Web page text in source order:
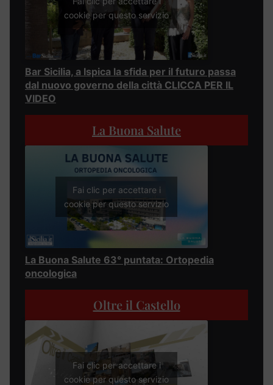
cookie per questo servizio
Bar Sicilia, a Ispica la sfida per il futuro passa
dal nuovo governo della città CLICCA PER IL
VIDEO
La Buona Salute
Fai clic per accettare i
cookie per questo servizio
La Buona Salute 63° puntata: Ortopedia
oncologica
Oltre il Castello
Fai clic per accettare i
cookie per questo servizio